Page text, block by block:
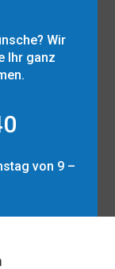
Wir
Ihr ganz
von 9 –